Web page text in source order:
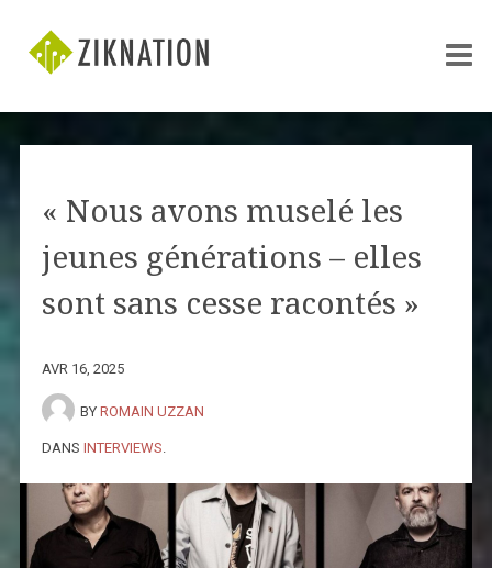
« Nous avons muselé les
jeunes générations – elles
sont sans cesse racontés »
AVR 16, 2025
BY ROMAIN UZZAN
DANS INTERVIEWS